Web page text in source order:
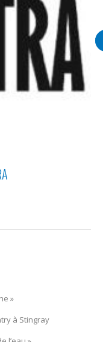
»
à Stingray